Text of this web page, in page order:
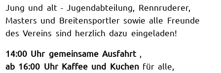
Jung und alt - Jugendabteilung, Rennruderer,
Masters und Breitensportler sowie alle Freunde
des Vereins sind herzlich dazu eingeladen!
14:00 Uhr gemeinsame Ausfahrt,
ab 16:00 Uhr Kaffee und Kuchenfür alle,